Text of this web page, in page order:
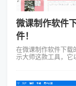
微课制作软件
件！
在微课制作软件下载
示大师这款工具，它